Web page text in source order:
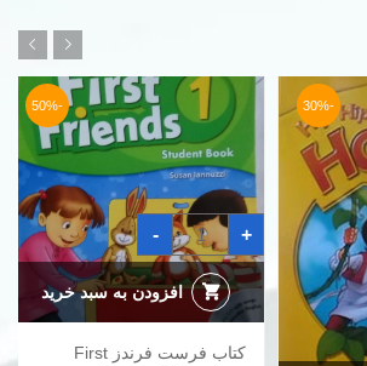
-30%
-50%
-
کتاب
فرست
فرندز
First
Friends
1
American
+
افزودن به سبد خرید
کتاب فرست فرندز First